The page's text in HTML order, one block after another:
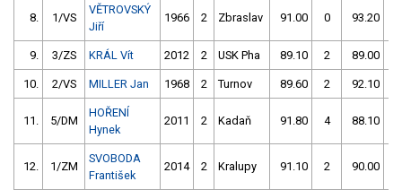
8. 1/VS
VĚTROVSKÝ
Jiří
1966 2 Zbraslav 91.00 0 93.20
9. 3/ZS KRÁL Vít 2012 2 USK Pha 89.10 2 89.00
10. 2/VS MILLER Jan 1968 2 Turnov 89.60 2 92.10
11. 5/DM
HOŘENÍ
Hynek
2011 2 Kadaň 91.80 4 88.10
12. 1/ZM
SVOBODA
František
2014 2 Kralupy 91.10 2 90.00